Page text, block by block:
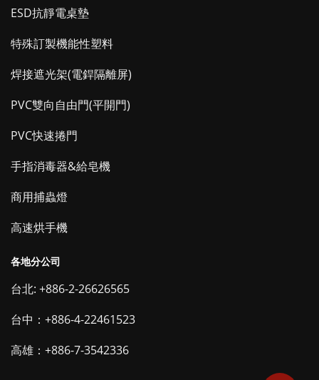
ESD抗靜電桌墊
特殊訂製機能性塑料
焊接遮光架(電銲隔離屏)
PVC雙向自由門(平開門)
PVC快速捲門
手指消毒器&給皂機
商用捕蟲燈
高速烘手機
各地分公司
台北: +886-2-26626565
台中：+886-4-22461523
高雄：+886-7-3542336